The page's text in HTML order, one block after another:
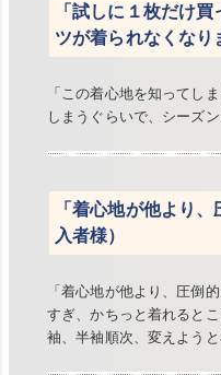
「試しに１枚だけ
ツが着られなくなり
「この着心地を知ってし
しまうぐらいで、シーズ
「着心地が他より
入者様）
「着心地が他より、圧倒
すぎ、かちっと着れると
袖、半袖順次、変えようと